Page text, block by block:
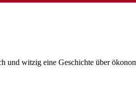
und witzig eine Geschichte über